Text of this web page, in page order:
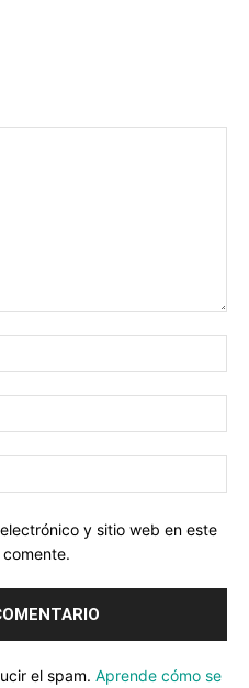
y sitio web en este
el spam. Aprende cómo se